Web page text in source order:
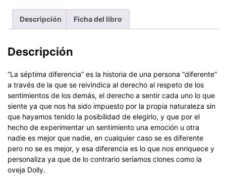
Descripción Ficha del libro
Descripción
“La séptima diferencia” es la historia de una persona “diferente”
a través de la que se reivindica al derecho al respeto de los
sentimientos de los demás, el derecho a sentir cada uno lo que
siente ya que nos ha sido impuesto por la propia naturaleza sin
que hayamos tenido la posibilidad de elegirlo, y que por el
hecho de experimentar un sentimiento una emoción u otra
nadie es mejor que nadie, en cualquier caso se es diferente
pero no se es mejor, y esa diferencia es lo que nos enriquece y
personaliza ya que de lo contrario seríamos clones como la
oveja Dolly.